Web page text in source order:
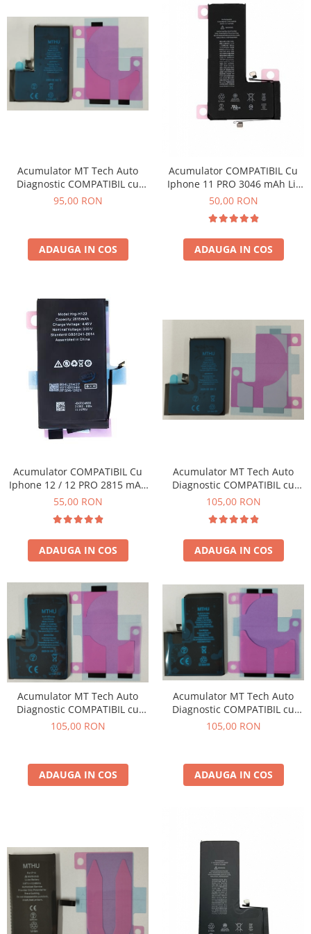
Acumulator MT Tech Auto
Diagnostic COMPATIBIL cu
Iphone 13 Pro 3095 mAh Li-
95,00 RON
ADAUGA IN COS
Acumulator COMPATIBIL Cu
Iphone 11 PRO 3046 mAh Li-
ion Polymer Bulk
50,00 RON
ADAUGA IN COS
Acumulator COMPATIBIL Cu
Iphone 12 / 12 PRO 2815 mAh
Li-ion Polymer Bulk
55,00 RON
ADAUGA IN COS
Acumulator MT Tech Auto
Diagnostic COMPATIBIL cu
Iphone 14 Pro 3200 mAh Li-
105,00 RON
ADAUGA IN COS
Acumulator MT Tech Auto
Diagnostic COMPATIBIL cu
Iphone 14 PRO MAX 4323 mAh
105,00 RON
ADAUGA IN COS
Acumulator MT Tech Auto
Diagnostic COMPATIBIL cu
Iphone 13 PRO MAX 4352 mAh
105,00 RON
ADAUGA IN COS